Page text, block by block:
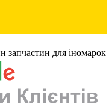
запчастин для іномарок